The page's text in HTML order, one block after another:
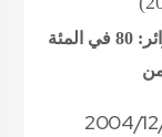
رئيسة جمعية عائلات المفقودين في الجزائر: 80 في المئة